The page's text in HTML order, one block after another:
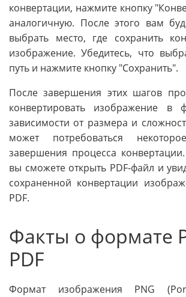
конвертации, нажмите кнопку
аналогичную. После этого вам
выбрать место, где сохранить
изображение. Убедитесь, что
путь и нажмите кнопку "Сохранить".
После завершения этих шагов
конвертировать изображение в
зависимости от размера и
может потребоваться
завершения процесса
вы сможете открыть PDF-файл и
сохраненной конвертации
PDF.
Факты о формате
PDF
Формат изображения PNG